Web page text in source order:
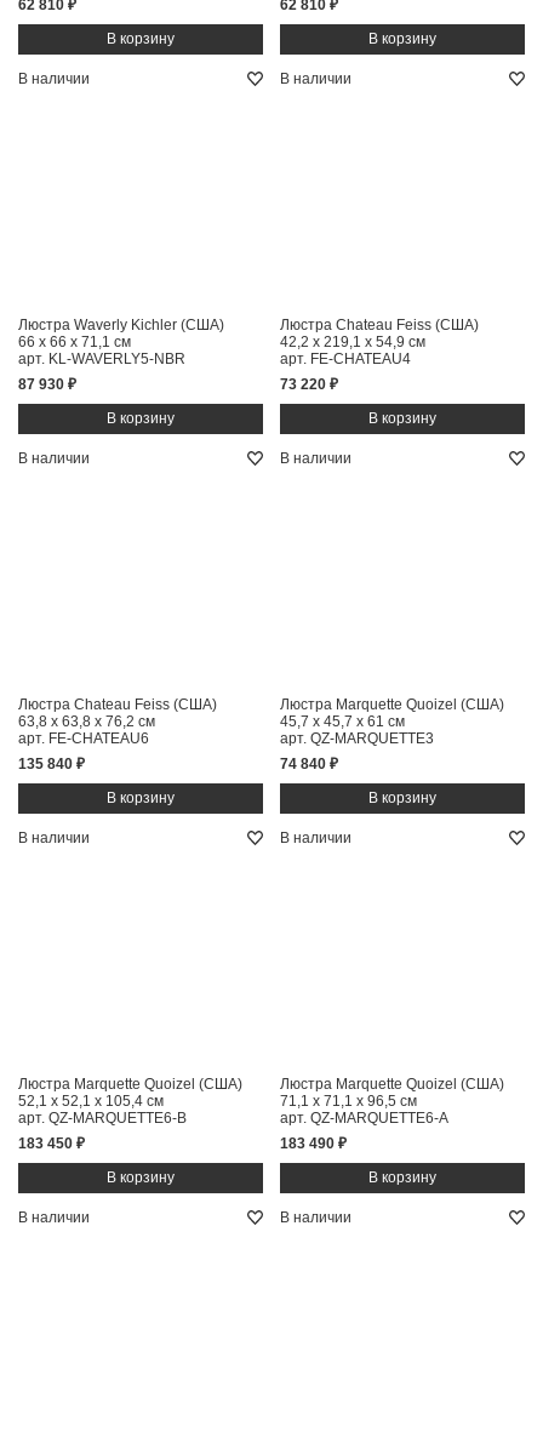
62 810 ₽ 62 810 ₽
В наличии
Люстра Waverly Kichler (США)
66 x 66 x 71,1 см
арт. KL-WAVERLY5-NBR
87 930 ₽
В наличии
Люстра Chateau Feiss (США)
42,2 x 219,1 x 54,9 см
арт. FE-CHATEAU4
73 220 ₽
В наличии
Люстра Chateau Feiss (США)
63,8 x 63,8 x 76,2 см
арт. FE-CHATEAU6
135 840 ₽
В наличии
Люстра Marquette Quoizel (США)
45,7 x 45,7 x 61 см
арт. QZ-MARQUETTE3
74 840 ₽
В наличии
Люстра Marquette Quoizel (США)
52,1 x 52,1 x 105,4 см
арт. QZ-MARQUETTE6-B
183 450 ₽
В наличии
Люстра Marquette Quoizel (США)
71,1 x 71,1 x 96,5 см
арт. QZ-MARQUETTE6-A
183 490 ₽
В наличии В наличии